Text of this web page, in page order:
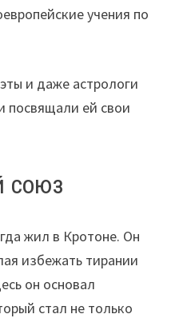
учения по
и даже астрологи
посвящали ей свои
союз
жил в Кротоне. Он
избежать тирании
он основал
стал не только